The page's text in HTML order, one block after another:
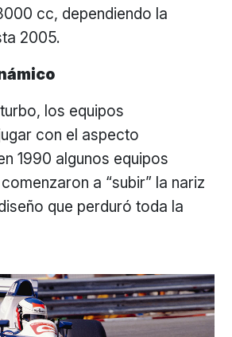
cc, dependiendo la
2005.
los equipos
con el aspecto
1990 algunos equipos
a “subir” la nariz
que perduró toda la